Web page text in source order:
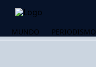
MUNDO PERIODISMO